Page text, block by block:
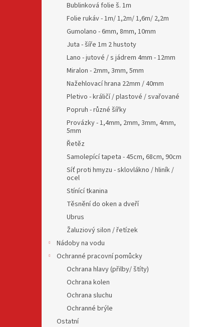
Bublinková folie š. 1m
Folie rukáv - 1m/ 1,2m/ 1,6m/ 2,2m
Gumolano - 6mm, 8mm, 10mm
Juta - šíře 1m 2 hustoty
Lano - jutové / s jádrem 4mm - 12mm
Miralon - 2mm, 3mm, 5mm
Nažehlovací hrana 22mm / 40mm
Pletivo - králičí / plastové / svařované
Popruh - různé šířky
Provázky - 1,4mm, 2mm, 3mm, 4mm,
5mm
Řetěz
Samolepící tapeta - 45cm, 68cm, 90cm
Síť proti hmyzu - sklovlákno / hliník /
ocel
Stínící tkanina
Těsnění do oken a dveří
Ubrus
Žaluziový silon / řetízek
Nádoby na vodu
Ochranné pracovní pomůcky
Ochrana hlavy (přilby/ štíty)
Ochrana kolen
Ochrana sluchu
Ochranné brýle
Ostatní